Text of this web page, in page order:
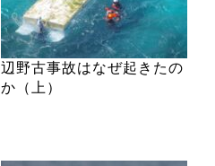
辺野古事故はなぜ起きたの
か（上）